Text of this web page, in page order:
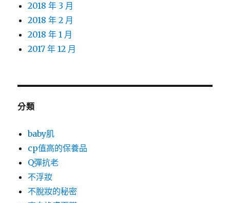
2018 年 3 月
2018 年 2 月
2018 年 1 月
2017 年 12 月
分類
baby肌
cp值高的保養品
Q彈抗老
不浮妝
不脫妝的秘密